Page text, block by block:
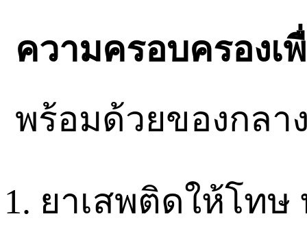
ความครอบครองเ
พร้อมด้วยของกลา
ยาเสพติดให้โทษ